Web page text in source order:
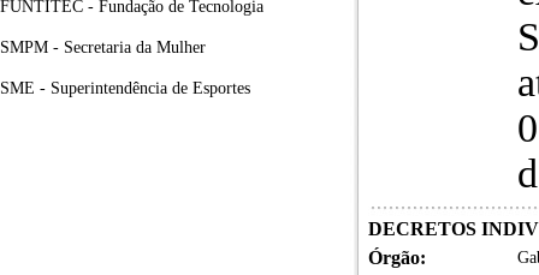
FUNTITEC - Fundação de Tecnologia
SMPM - Secretaria da Mulher
SME - Superintendência de Esportes
DECRETOS
Órgão: